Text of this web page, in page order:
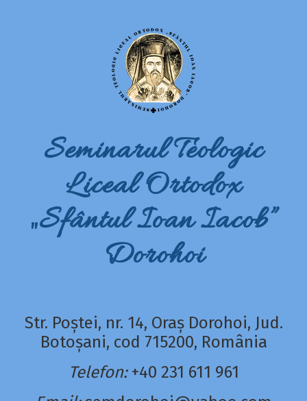
Seminarul Teologic
Liceal Ortodox
„Sfântul Ioan Iacob”
Dorohoi
Str. Poștei, nr. 14, Oraș Dorohoi, Jud.
Botoșani, cod 715200, România
Telefon: +40 231 611 961